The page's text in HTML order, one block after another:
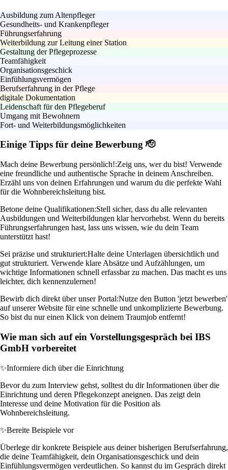
Ausbildung zum Altenpfleger
Gesundheits- und Krankenpfleger
Führungserfahrung
Weiterbildung zur Leitung einer Station
Gestaltung der Pflegeprozesse
Teamfähigkeit
Organisationsgeschick
Einfühlungsvermögen
Berufserfahrung in der Pflege
digitale Dokumentation
Leidenschaft für den Pflegeberuf
Umgang mit Bewohnern
Fort- und Weiterbildungsmöglichkeiten
Einige Tipps für deine Bewerbung 🫡
Mach deine Bewerbung persönlich!:Zeig uns, wer du bist! Verwende
eine freundliche und authentische Sprache in deinem Anschreiben.
Erzähl uns von deinen Erfahrungen und warum du die perfekte Wahl
für die Wohnbereichsleitung bist.
Betone deine Qualifikationen:Stell sicher, dass du alle relevanten
Ausbildungen und Weiterbildungen klar hervorhebst. Wenn du bereits
Führungserfahrungen hast, lass uns wissen, wie du dein Team
unterstützt hast!
Sei präzise und strukturiert:Halte deine Unterlagen übersichtlich und
gut strukturiert. Verwende klare Absätze und Aufzählungen, um
wichtige Informationen schnell erfassbar zu machen. Das macht es uns
leichter, dich kennenzulernen!
Bewirb dich direkt über unser Portal:Nutze den Button 'jetzt bewerben'
auf unserer Website für eine schnelle und unkomplizierte Bewerbung.
So bist du nur einen Klick von deinem Traumjob entfernt!
Wie man sich auf ein Vorstellungsgespräch bei IBS
GmbH vorbereitet
✨Informiere dich über die Einrichtung
Bevor du zum Interview gehst, solltest du dir Informationen über die
Einrichtung und deren Pflegekonzept aneignen. Das zeigt dein
Interesse und deine Motivation für die Position als
Wohnbereichsleitung.
✨Bereite Beispiele vor
Überlege dir konkrete Beispiele aus deiner bisherigen Berufserfahrung,
die deine Teamfähigkeit, dein Organisationsgeschick und dein
Einfühlungsvermögen verdeutlichen. So kannst du im Gespräch direkt